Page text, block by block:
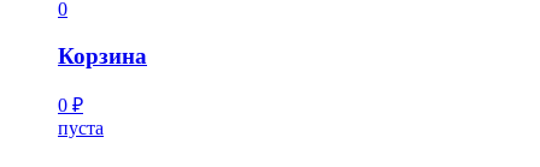
0
Корзина
0 ₽
пуста